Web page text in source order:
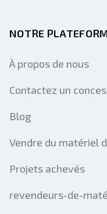
NOTRE
À propos de nous
Contactez un
Blog
Vendre du matériel
Projets achevés
revendeurs-de-